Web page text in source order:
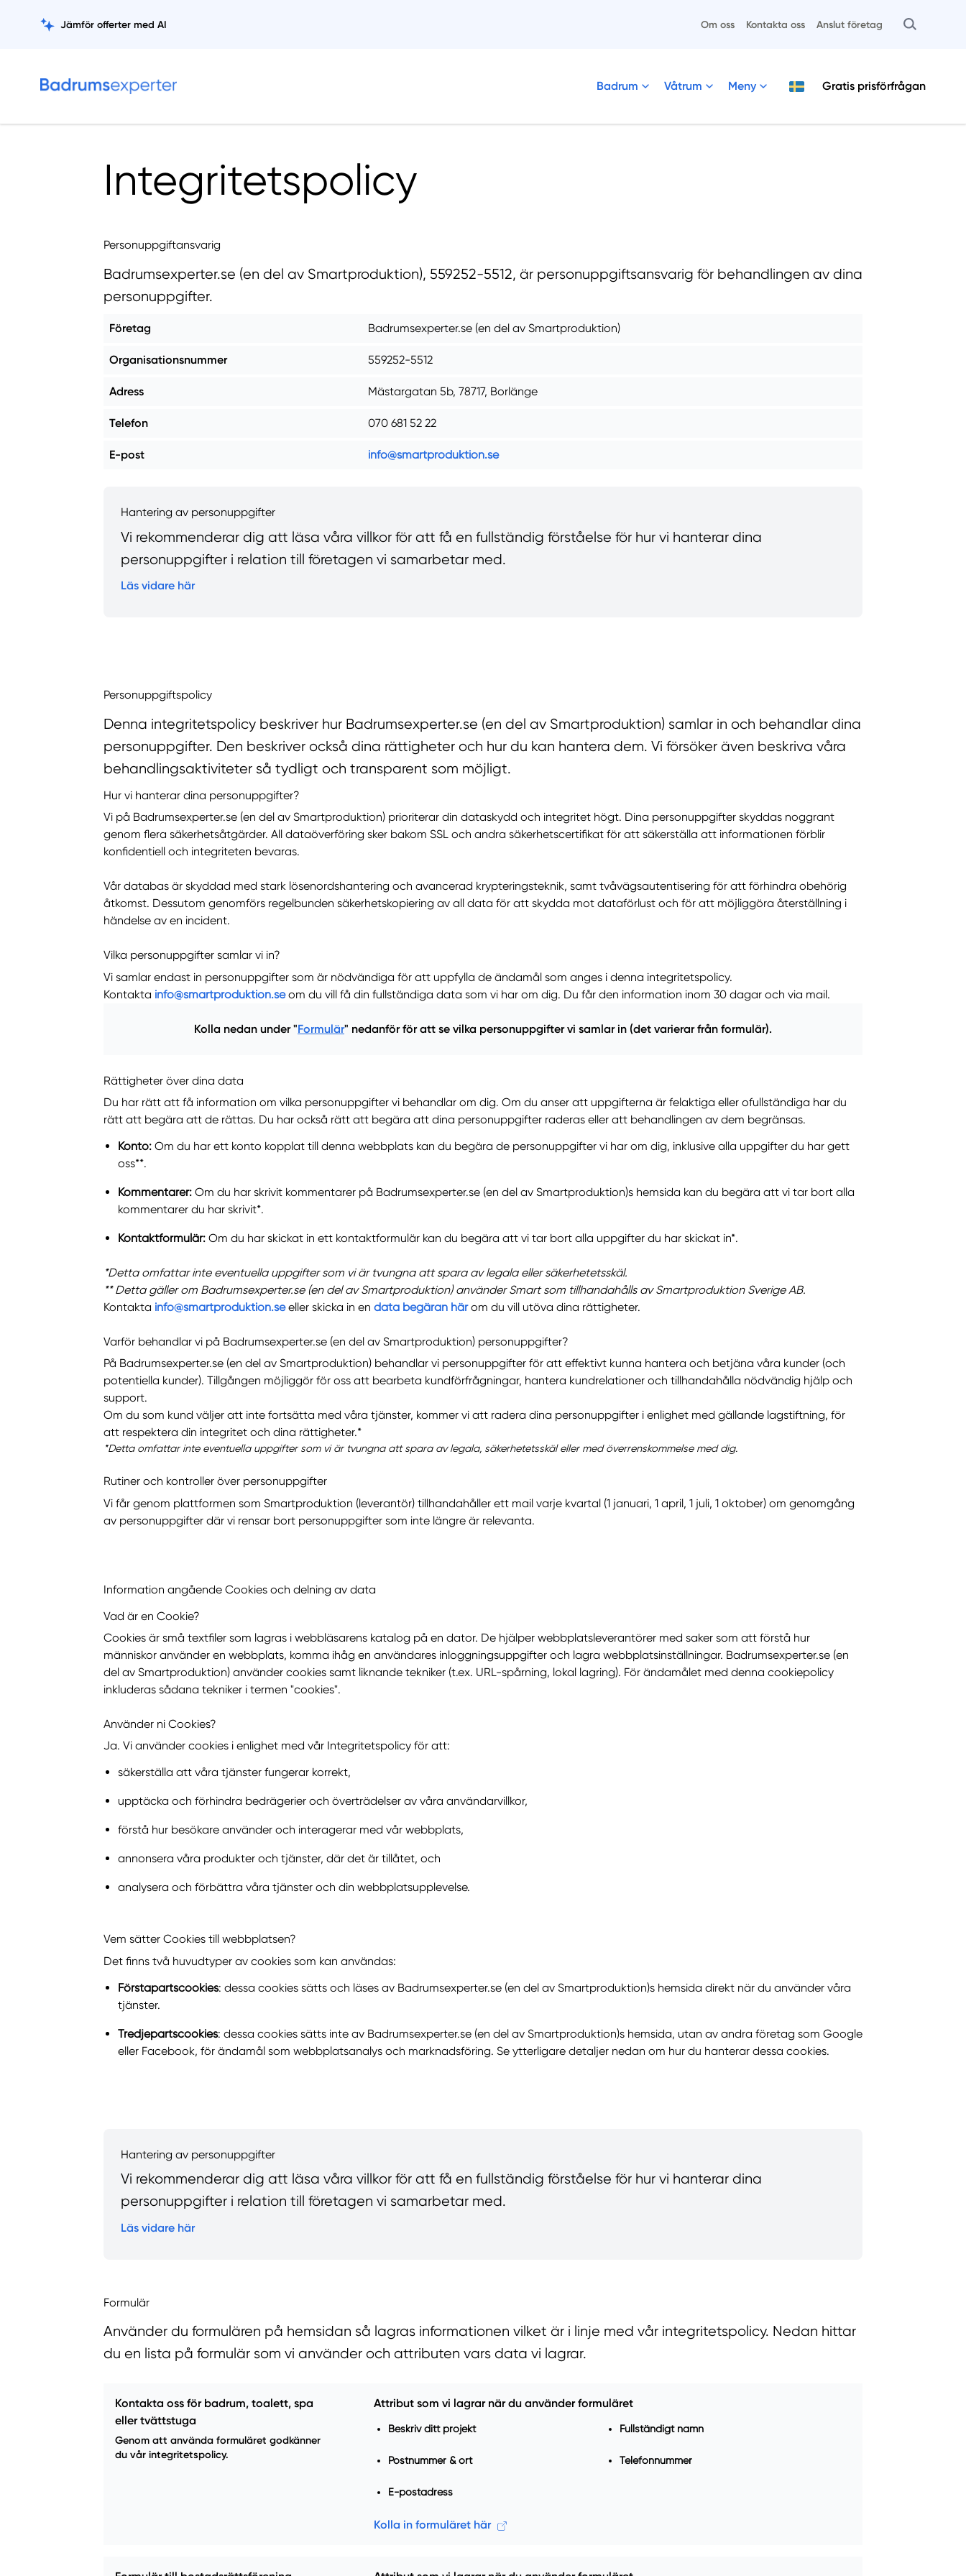
Jämför offerter med AI Om oss Kontakta oss Anslut företag
Badrum Våtrum Meny Gratis prisförfrågan
Integritetspolicy
Personuppgiftansvarig
Badrumsexperter.se (en del av Smartproduktion), 559252-5512, är personuppgiftsansvarig för behandlingen av dina
personuppgifter.
Företag Badrumsexperter.se (en del av Smartproduktion)
Organisationsnummer 559252-5512
Adress Mästargatan 5b, 78717, Borlänge
Telefon 070 681 52 22
E-post info@smartproduktion.se
Hantering av personuppgifter
Vi rekommenderar dig att läsa våra villkor för att få en fullständig förståelse för hur vi hanterar dina
personuppgifter i relation till företagen vi samarbetar med.
Läs vidare här
Personuppgiftspolicy
Denna integritetspolicy beskriver hur Badrumsexperter.se (en del av Smartproduktion) samlar in och behandlar dina
personuppgifter. Den beskriver också dina rättigheter och hur du kan hantera dem. Vi försöker även beskriva våra
behandlingsaktiviteter så tydligt och transparent som möjligt.
Hur vi hanterar dina personuppgifter?
Vi på Badrumsexperter.se (en del av Smartproduktion) prioriterar din dataskydd och integritet högt. Dina personuppgifter skyddas noggrant
genom flera säkerhetsåtgärder. All dataöverföring sker bakom SSL och andra säkerhetscertifikat för att säkerställa att informationen förblir
konfidentiell och integriteten bevaras.
Vår databas är skyddad med stark lösenordshantering och avancerad krypteringsteknik, samt tvåvägsautentisering för att förhindra obehörig
åtkomst. Dessutom genomförs regelbunden säkerhetskopiering av all data för att skydda mot dataförlust och för att möjliggöra återställning i
händelse av en incident.
Vilka personuppgifter samlar vi in?
Vi samlar endast in personuppgifter som är nödvändiga för att uppfylla de ändamål som anges i denna integritetspolicy.
Kontakta info@smartproduktion.seom du vill få din fullständiga data som vi har om dig. Du får den information inom 30 dagar och via mail.
Kolla nedan under "Formulär" nedanför för att se vilka personuppgifter vi samlar in (det varierar från formulär).
Rättigheter över dina data
Du har rätt att få information om vilka personuppgifter vi behandlar om dig. Om du anser att uppgifterna är felaktiga eller ofullständiga har du
rätt att begära att de rättas. Du har också rätt att begära att dina personuppgifter raderas eller att behandlingen av dem begränsas.
Konto: Om du har ett konto kopplat till denna webbplats kan du begära de personuppgifter vi har om dig, inklusive alla uppgifter du har gett
oss**.
Kommentarer: Om du har skrivit kommentarer på Badrumsexperter.se (en del av Smartproduktion)s hemsida kan du begära att vi tar bort alla
kommentarer du har skrivit*.
Kontaktformulär: Om du har skickat in ett kontaktformulär kan du begära att vi tar bort alla uppgifter du har skickat in*.
*Detta omfattar inte eventuella uppgifter som vi är tvungna att spara av legala eller säkerhetetsskäl.
** Detta gäller om Badrumsexperter.se (en del av Smartproduktion) använder Smart som tillhandahålls av Smartproduktion Sverige AB.
Kontakta info@smartproduktion.seeller skicka in en data begäran härom du vill utöva dina rättigheter.
Varför behandlar vi på Badrumsexperter.se (en del av Smartproduktion) personuppgifter?
På Badrumsexperter.se (en del av Smartproduktion) behandlar vi personuppgifter för att effektivt kunna hantera och betjäna våra kunder (och
potentiella kunder). Tillgången möjliggör för oss att bearbeta kundförfrågningar, hantera kundrelationer och tillhandahålla nödvändig hjälp och
support.
Om du som kund väljer att inte fortsätta med våra tjänster, kommer vi att radera dina personuppgifter i enlighet med gällande lagstiftning, för
att respektera din integritet och dina rättigheter.*
*Detta omfattar inte eventuella uppgifter som vi är tvungna att spara av legala, säkerhetetsskäl eller med överrenskommelse med dig.
Rutiner och kontroller över personuppgifter
Vi får genom plattformen som Smartproduktion (leverantör) tillhandahåller ett mail varje kvartal (1 januari, 1 april, 1 juli, 1 oktober) om genomgång
av personuppgifter där vi rensar bort personuppgifter som inte längre är relevanta.
Information angående Cookies och delning av data
Vad är en Cookie?
Cookies är små textfiler som lagras i webbläsarens katalog på en dator. De hjälper webbplatsleverantörer med saker som att förstå hur
människor använder en webbplats, komma ihåg en användares inloggningsuppgifter och lagra webbplatsinställningar. Badrumsexperter.se (en
del av Smartproduktion) använder cookies samt liknande tekniker (t.ex. URL-spårning, lokal lagring). För ändamålet med denna cookiepolicy
inkluderas sådana tekniker i termen "cookies".
Använder ni Cookies?
Ja. Vi använder cookies i enlighet med vår Integritetspolicy för att:
säkerställa att våra tjänster fungerar korrekt,
upptäcka och förhindra bedrägerier och överträdelser av våra användarvillkor,
förstå hur besökare använder och interagerar med vår webbplats,
annonsera våra produkter och tjänster, där det är tillåtet, och
analysera och förbättra våra tjänster och din webbplatsupplevelse.
Vem sätter Cookies till webbplatsen?
Det finns två huvudtyper av cookies som kan användas:
Förstapartscookies: dessa cookies sätts och läses av Badrumsexperter.se (en del av Smartproduktion)s hemsida direkt när du använder våra
tjänster.
Tredjepartscookies: dessa cookies sätts inte av Badrumsexperter.se (en del av Smartproduktion)s hemsida, utan av andra företag som Google
eller Facebook, för ändamål som webbplatsanalys och marknadsföring. Se ytterligare detaljer nedan om hur du hanterar dessa cookies.
Hantering av personuppgifter
Vi rekommenderar dig att läsa våra villkor för att få en fullständig förståelse för hur vi hanterar dina
personuppgifter i relation till företagen vi samarbetar med.
Läs vidare här
Formulär
Använder du formulären på hemsidan så lagras informationen vilket är i linje med vår integritetspolicy. Nedan hittar
du en lista på formulär som vi använder och attributen vars data vi lagrar.
Kontakta oss för badrum, toalett, spa
eller tvättstuga
Genom att använda formuläret godkänner
du vår integritetspolicy.
Attribut som vi lagrar när du använder formuläret
Beskriv ditt projekt Fullständigt namn
Postnummer & ort Telefonnummer
E-postadress
Kolla in formuläret här